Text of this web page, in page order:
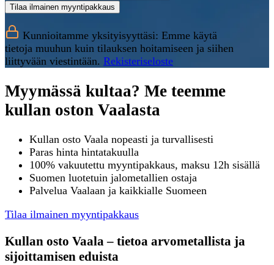
Tilaa ilmainen myyntipakkaus
Kunnioitamme yksityisyyttäsi: Emme käytä
tietoja muuhun kuin tilauksen hoitamiseen ja siihen
liittyvään viestintään. Rekisteriseloste
Myymässä kultaa? Me teemme
kullan oston Vaalasta
Kullan osto Vaala nopeasti ja turvallisesti
Paras hinta hintatakuulla
100% vakuutettu myyntipakkaus, maksu 12h sisällä
Suomen luotetuin jalometallien ostaja
Palvelua Vaalaan ja kaikkialle Suomeen
Tilaa ilmainen myyntipakkaus
Kullan osto Vaala – tietoa arvometallista ja
sijoittamisen eduista